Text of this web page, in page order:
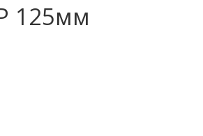
125мм